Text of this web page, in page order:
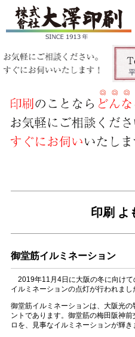
印刷 よ
御堂筋イルミネーション
2019年11月4日に大阪の冬に向けて
イルミネーションの点灯が行われまし
御堂筋イルミネーションは、大阪光
ントであります。御堂筋の梅田阪神
ロを、見事なイルミネーションが輝き